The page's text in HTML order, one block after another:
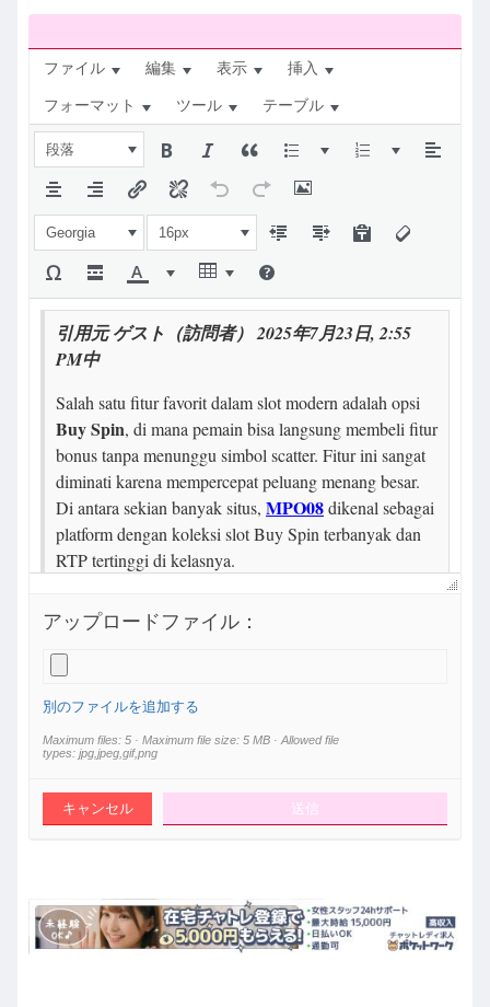
ファイル 編集 表示 挿入
フォーマット ツール テーブル
段落
Georgia 16px
アップロードファイル：
別のファイルを追加する
Maximum files: 5 · Maximum file size: 5 MB · Allowed file
types: jpg,jpeg,gif,png
キャンセル